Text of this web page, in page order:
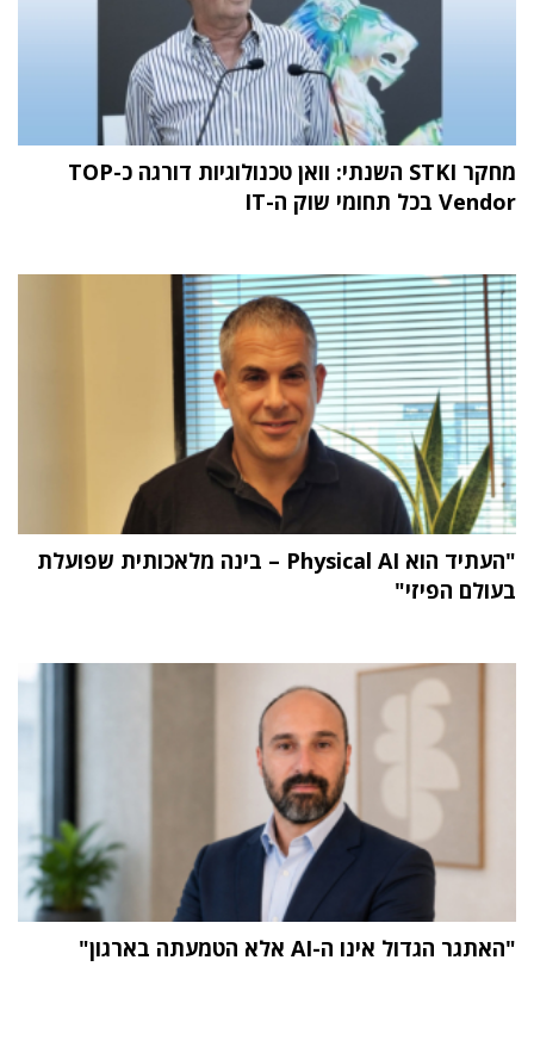
מחקר STKI השנתי: וואן טכנולוגיות דורגה כ-TOP
Vendor בכל תחומי שוק ה-IT
"העתיד הוא Physical AI – בינה מלאכותית שפועלת
בעולם הפיזי"
"האתגר הגדול אינו ה-AI אלא הטמעתה בארגון"